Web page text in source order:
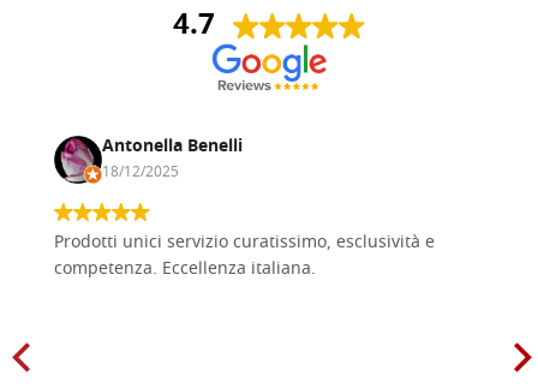
4.7
Antonella Benelli
18/12/2025
Prodotti unici servizio curatissimo, esclusività e
competenza. Eccellenza italiana.